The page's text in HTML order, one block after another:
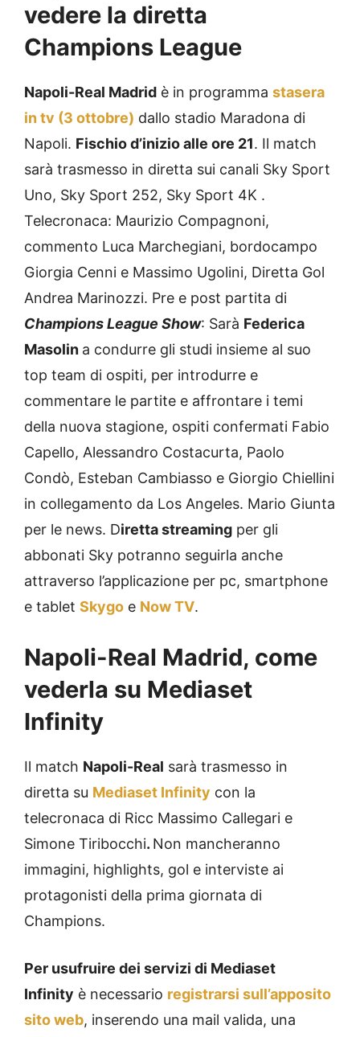
vedere la diretta
Champions League
Napoli-Real Madrid è in programma stasera
in tv (3 ottobre) dallo stadio Maradona di
Napoli. Fischio d’inizio alle ore 21. Il match
sarà trasmesso in diretta sui canali Sky Sport
Uno, Sky Sport 252, Sky Sport 4K .
Telecronaca: Maurizio Compagnoni,
commento Luca Marchegiani, bordocampo
Giorgia Cenni e Massimo Ugolini, Diretta Gol
Andrea Marinozzi. Pre e post partita di
Champions League Show: Sarà Federica
Masolin a condurre gli studi insieme al suo
top team di ospiti, per introdurre e
commentare le partite e affrontare i temi
della nuova stagione, ospiti confermati Fabio
Capello, Alessandro Costacurta, Paolo
Condò, Esteban Cambiasso e Giorgio Chiellini
in collegamento da Los Angeles. Mario Giunta
per le news. Diretta streaming per gli
abbonati Sky potranno seguirla anche
attraverso l’applicazione per pc, smartphone
e tablet Skygo e Now TV.
Napoli-Real Madrid, come
vederla su Mediaset
Infinity
Il match Napoli-Real sarà trasmesso in
diretta su Mediaset Infinity con la
telecronaca di Ricc Massimo Callegari e
Simone Tiribocchi. Non mancheranno
immagini, highlights, gol e interviste ai
protagonisti della prima giornata di
Champions.
Per usufruire dei servizi di Mediaset
Infinity è necessario registrarsi sull’apposito
sito web, inserendo una mail valida, una